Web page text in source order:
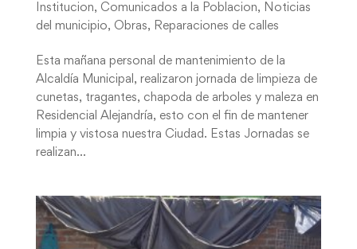
Institucion, Comunicados a la Poblacion, Noticias
del municipio, Obras, Reparaciones de calles
Esta mañana personal de mantenimiento de la
Alcaldía Municipal, realizaron jornada de limpieza de
cunetas, tragantes, chapoda de arboles y maleza en
Residencial Alejandría, esto con el fin de mantener
limpia y vistosa nuestra Ciudad. Estas Jornadas se
realizan...